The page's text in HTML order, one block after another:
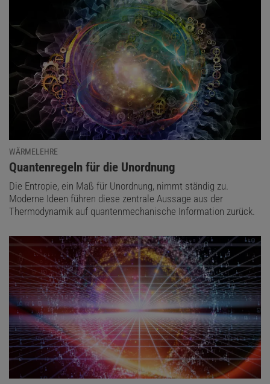
WÄRMELEHRE
:
Quantenregeln für die Unordnung
Die Entropie, ein Maß für Unordnung, nimmt ständig zu.
Moderne Ideen führen diese zentrale Aussage aus der
Thermodynamik auf quantenmechanische Information zurück.